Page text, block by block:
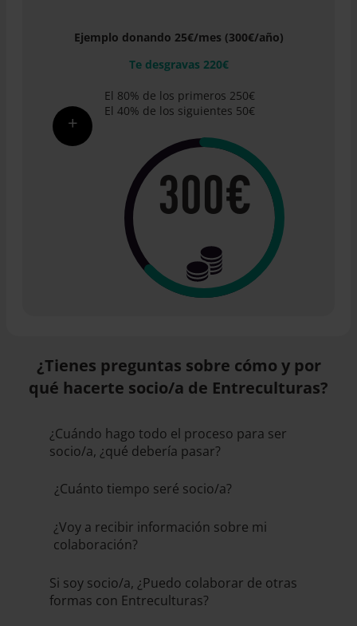
Ejemplo donando 25€/mes (300€/año)
Te desgravas 220€
+
El 80% de los primeros 250€
El 40% de los siguientes 50€
300€
¿Tienes preguntas sobre cómo y por
qué hacerte socio/a de Entreculturas?
¿Cuándo hago todo el proceso para ser
socio/a, ¿qué debería pasar?
¿Cuánto tiempo seré socio/a?
¿Voy a recibir información sobre mi
colaboración?
Si soy socio/a, ¿Puedo colaborar de otras
formas con Entreculturas?